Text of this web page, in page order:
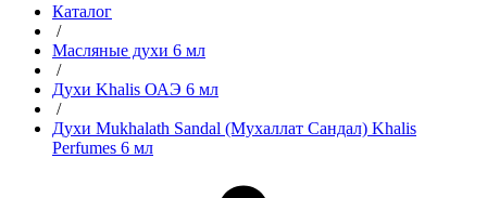
Каталог
/
Масляные духи 6 мл
/
Духи Khalis ОАЭ 6 мл
/
Духи Mukhalath Sandal (Мухаллат Сандал) Khalis
Perfumes 6 мл